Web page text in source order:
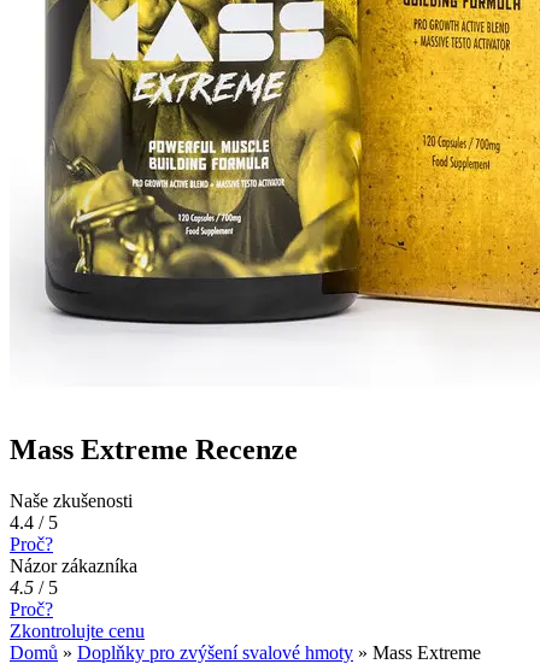
Mass Extreme Recenze
Naše zkušenosti
4.4 / 5
Proč?
Názor zákazníka
4.5 / 5
Proč?
Zkontrolujte cenu
Domů » Doplňky pro zvýšení svalové hmoty » Mass Extreme